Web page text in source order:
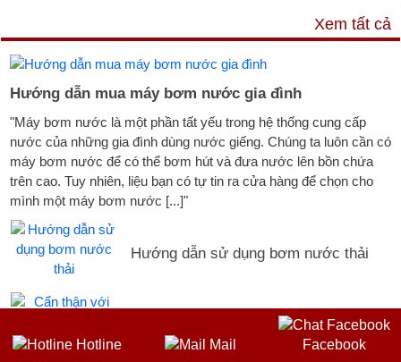
Hotline Mail Facebook
Xem tất cả
Hướng dẫn mua máy bơm nước gia đình
"Máy bơm nước là một phần tất yếu trong hệ thống cung cấp
nước của những gia đình dùng nước giếng. Chúng ta luôn cần có
máy bơm nước để có thể bơm hút và đưa nước lên bồn chứa
trên cao. Tuy nhiên, liệu bạn có tự tin ra cửa hàng để chọn cho
mình một máy bơm nước [...]"
Hướng dẫn sử dụng bơm nước thải
Cẩn thận với ống máy bơm nước